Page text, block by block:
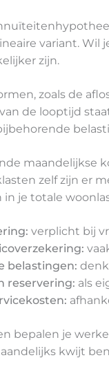
variant. Wil
zijn.
zoals de
de looptijd
maandelijkse
zelf zijn er
je totale
verplicht bij
belastingen:
reservering: als
bepalen je
kwijt